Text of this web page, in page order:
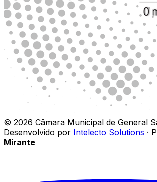
© 2026 Câmara Municipal de General
Desenvolvido por Intelecto Solutions ·
Mirante